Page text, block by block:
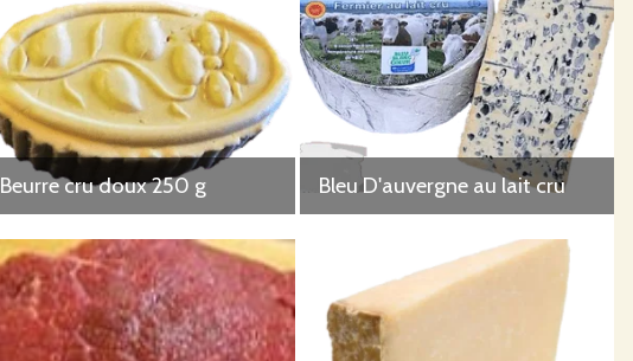
Beurre cru doux 250 g Bleu D'auvergne au lait cru